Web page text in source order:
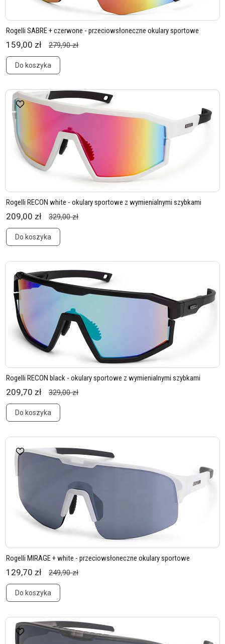
Rogelli SABRE + czerwone - przeciowsłoneczne okulary sportowe
159,00 zł 279,90 zł
Do koszyka
Rogelli RECON white - okulary sportowe z wymienialnymi szybkami
209,00 zł 329,00 zł
Do koszyka
Rogelli RECON black - okulary sportowe z wymienialnymi szybkami
209,70 zł 329,00 zł
Do koszyka
Rogelli MIRAGE + white - przeciowsłoneczne okulary sportowe
129,70 zł 249,90 zł
Do koszyka